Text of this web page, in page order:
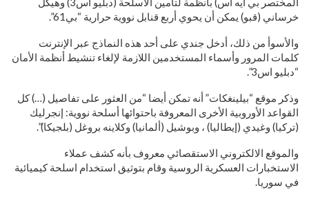
خرساني (قبو) يمكن أن يحوي أربع قنابل نووية حرارية “بي61”.
والأسوأ من ذلك، أدخل جندي على أحد هذه النماذج عبر الإنترنت
كلمات المرور وأسماء المستخدمين اللازمة لإلغاء تنشيط أنظمة الأمان
“دبليو اس3”.
وذكر موقع “بيلينغكات” أنه تمكن أيضا “من العثور على تفاصيل (…) كل
القواعد الأوروبية الأخرى المعروفة باحتوائها أسلحة نووية: إنجرليك
(تركيا) وغيدي (إيطاليا) ، وبوشيل (ألمانيا) وكلاينه بروغل (بلجيكا)”.
والموقع الالكتروني الاستقصائي معروف بأنه كشف عملاء
الاستخبارات العسكرية الروسية وقام بتوثيق استخدام اسلحة كيميائية
في سوريا.